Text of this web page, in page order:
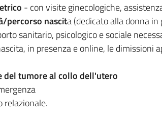
- con visite ginecologiche,
percorso nascita (dedicato alla donna
sanitario, psicologico e sociale
in presenza e online, le dimissioni
del tumore al collo dell'utero
relazionale.